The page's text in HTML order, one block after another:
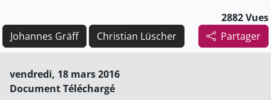
2882 Vues
Partager
Johannes Gräff Christian Lüscher
vendredi, 18 mars 2016
Document Téléchargé